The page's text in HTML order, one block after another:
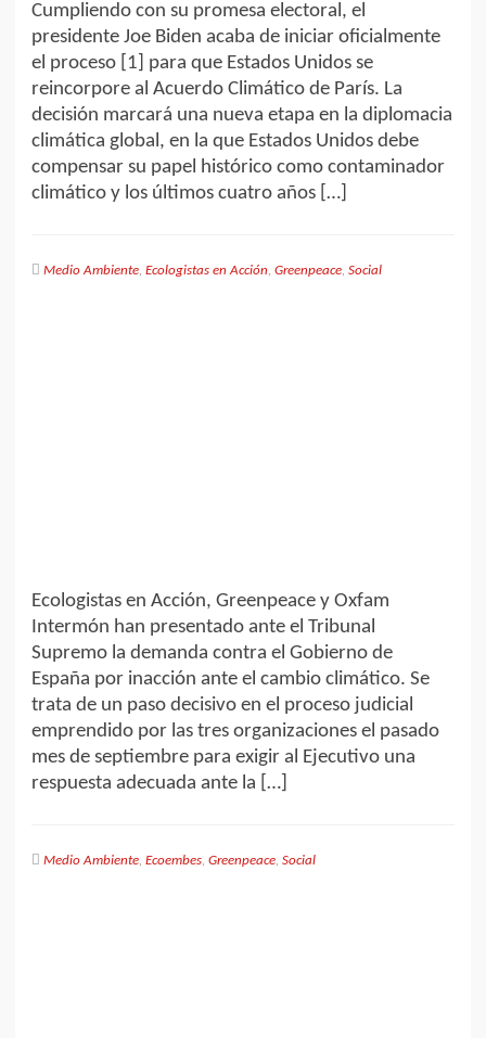
Cumpliendo con su promesa electoral, el
presidente Joe Biden acaba de iniciar oficialmente
el proceso [1] para que Estados Unidos se
reincorpore al Acuerdo Climático de París. La
decisión marcará una nueva etapa en la diplomacia
climática global, en la que Estados Unidos debe
compensar su papel histórico como contaminador
climático y los últimos cuatro años […]
Medio Ambiente, Ecologistas en Acción, Greenpeace, Social
Ecologistas en Acción, Greenpeace y Oxfam
Intermón han presentado ante el Tribunal
Supremo la demanda contra el Gobierno de
España por inacción ante el cambio climático. Se
trata de un paso decisivo en el proceso judicial
emprendido por las tres organizaciones el pasado
mes de septiembre para exigir al Ejecutivo una
respuesta adecuada ante la […]
Medio Ambiente, Ecoembes, Greenpeace, Social